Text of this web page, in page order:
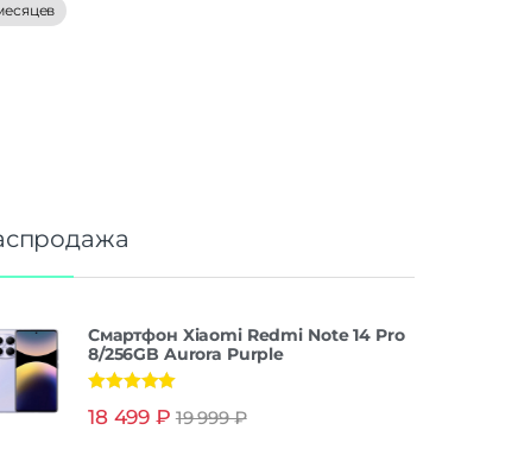
Смартфон Xiaomi Redmi Note 14 Pro
8/256GB Aurora Purple
из 5
18 499 ₽ 19 999₽